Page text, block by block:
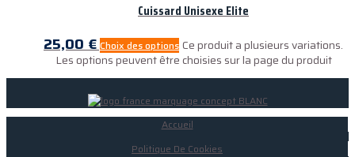
Cuissard Unisexe Elite
25,00 € Choix des options Ce produit a plusieurs variations.
Les options peuvent être choisies sur la page du produit
Accueil
Politique De Cookies